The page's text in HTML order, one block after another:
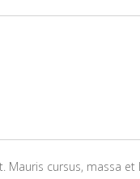
cursus, massa